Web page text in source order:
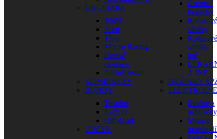
OKULIARE
100%
Scott
Thor
Moose Racing
Detské
okuliare
Príslušenstvo
KOMBINÉZY
BUNDY
Textilné
Kožené
Off Road
DRESY
Gurtne /
Popruhy
Reťazové
zámky
Kotúčové
zámky
Iné
A INÉ
DRŽIAKY
Batérie a
nabíjačky
Merače